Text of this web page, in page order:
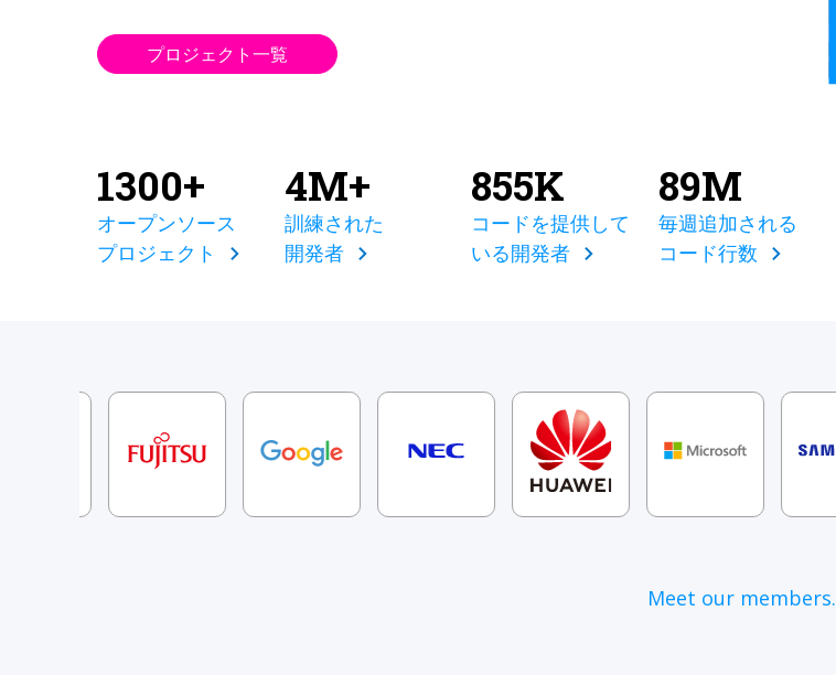
プロジェクト一覧
1300+
オープンソース
プロジェクト
4M+
訓練された
開発者
855K
コードを提供して
いる開発者
89M
毎週追加される
コード行数
Meet our members.